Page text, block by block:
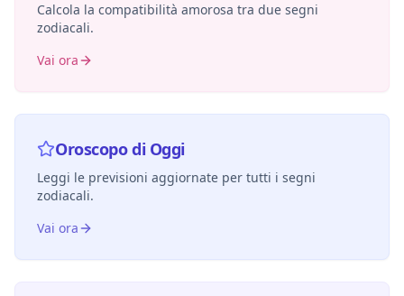
Calcola la compatibilità amorosa tra due segni
zodiacali.
Vai ora
Oroscopo di Oggi
Leggi le previsioni aggiornate per tutti i segni
zodiacali.
Vai ora